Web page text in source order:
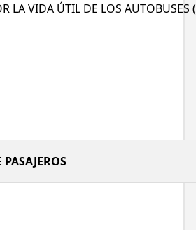
LA VIDA ÚTIL DE LOS AUTOBUSES